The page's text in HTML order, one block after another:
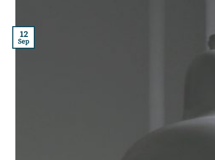
12
Sep